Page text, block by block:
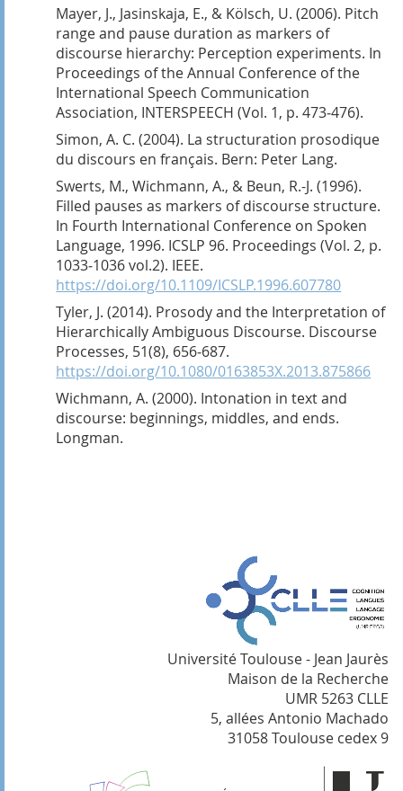
Mayer, J., Jasinskaja, E., & Kölsch, U. (2006). Pitch
range and pause duration as markers of
discourse hierarchy: Perception experiments. In
Proceedings of the Annual Conference of the
International Speech Communication
Association, INTERSPEECH (Vol. 1, p. 473‑476).
Simon, A. C. (2004). La structuration prosodique
du discours en français. Bern: Peter Lang.
Swerts, M., Wichmann, A., & Beun, R.-J. (1996).
Filled pauses as markers of discourse structure.
In Fourth International Conference on Spoken
Language, 1996. ICSLP 96. Proceedings (Vol. 2, p.
1033‑1036 vol.2). IEEE.
https://doi.org/10.1109/ICSLP.1996.607780
Tyler, J. (2014). Prosody and the Interpretation of
Hierarchically Ambiguous Discourse. Discourse
Processes, 51(8), 656‑687.
https://doi.org/10.1080/0163853X.2013.875866
Wichmann, A. (2000). Intonation in text and
discourse: beginnings, middles, and ends.
Longman.
Université Toulouse - Jean Jaurès
Maison de la Recherche
UMR 5263 CLLE
5, allées Antonio Machado
31058 Toulouse cedex 9